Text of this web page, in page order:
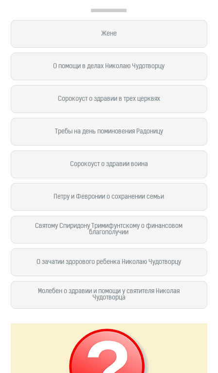
Жене
О помощи в делах Николаю Чудотворцу
Сорокоуст о здравии в трех церквях
Требы на день поминовения Радоницу
Сорокоуст о здравии воина
Петру и Февронии о сохранении семьи
Святому Спиридону Тримифунтскому о финансовом
благополучии
О зачатии здорового ребенка Николаю Чудотворцу
Молебен о здравии и помощи у святителя Николая
Чудотворца